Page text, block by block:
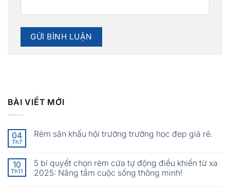
BÀI VIẾT MỚI
04
Th7
Rèm sân khấu hội trường trường học đep giá rẻ.
10
Th11
5 bí quyết chọn rèm cửa tự động điều khiển từ xa
2025: Nâng tầm cuộc sống thông minh!